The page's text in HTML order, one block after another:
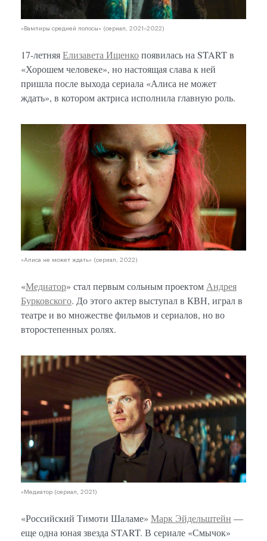
«Вампиры средней полосы» (сериал, 2021–2022)
17-летняяЕлизавета Ищенкопоявилась на START в
«Хорошем человеке», но настоящая слава к ней
пришла после выхода сериала «Алиса не может
ждать», в котором актриса исполнила главную роль.
«Алиса не может ждать» (сериал, 2022)
«Медиатор» стал первым сольным проектомАндрея
Бурковского. До этого актер выступал в КВН, играл в
театре и во множестве фильмов и сериалов, но во
второстепенных ролях.
«Медиатор (сериал, 2021)
«Российский Тимоти Шаламе» Марк Эйдельштейн —
еще одна юная звезда START. В сериале «Смычок»